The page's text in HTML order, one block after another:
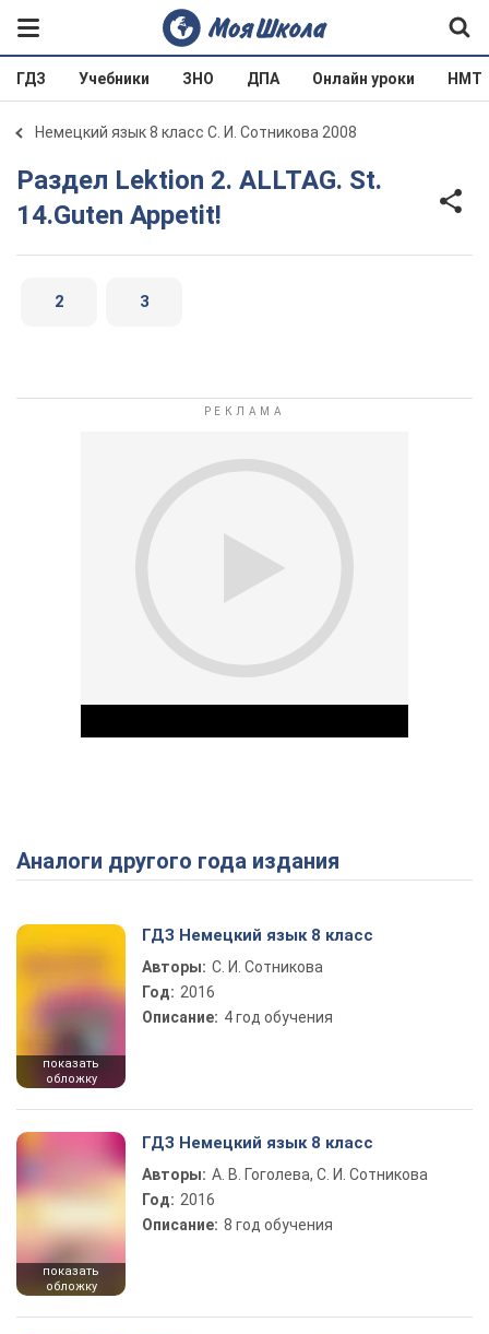
ГДЗ Учебники ЗНО ДПА Онлайн уроки НМТ
Немецкий язык 8 класс С. И. Сотникова 2008
Раздел Lektion 2. ALLTAG. St.
14.Guten Appetit!
2 3
Play Video
Аналоги другого года издания
показать
обложку
ГДЗ Немецкий язык 8 класс
Авторы: С. И. Сотникова
Год: 2016
Описание: 4 год обучения
показать
обложку
ГДЗ Немецкий язык 8 класс
Авторы: А. В. Гоголева, С. И. Сотникова
Год: 2016
Описание: 8 год обучения